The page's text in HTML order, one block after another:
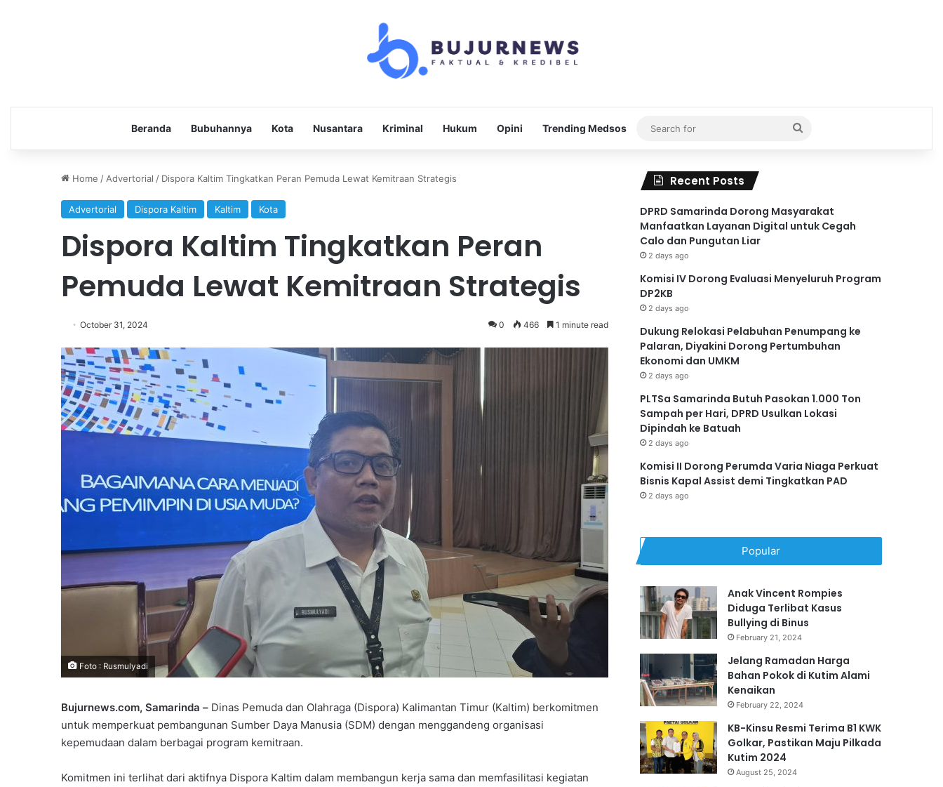
Beranda Bubuhannya Kota Nusantara Kriminal Hukum Opini Trending Medsos
Search
for
Home / Advertorial / Dispora Kaltim Tingkatkan Peran Pemuda Lewat Kemitraan Strategis
Advertorial Dispora Kaltim Kaltim Kota
Dispora Kaltim Tingkatkan Peran
Pemuda Lewat Kemitraan Strategis
October 31, 2024 0 466 1 minute read
Foto : Rusmulyadi
Bujurnews.com, Samarinda – Dinas Pemuda dan Olahraga (Dispora) Kalimantan Timur (Kaltim) berkomitmen
untuk memperkuat pembangunan Sumber Daya Manusia (SDM) dengan menggandeng organisasi
kepemudaan dalam berbagai program kemitraan.
Komitmen ini terlihat dari aktifnya Dispora Kaltim dalam membangun kerja sama dan memfasilitasi kegiatan
Recent Posts
DPRD Samarinda Dorong Masyarakat
Manfaatkan Layanan Digital untuk Cegah
Calo dan Pungutan Liar
2 days ago
Komisi IV Dorong Evaluasi Menyeluruh Program
DP2KB
2 days ago
Dukung Relokasi Pelabuhan Penumpang ke
Palaran, Diyakini Dorong Pertumbuhan
Ekonomi dan UMKM
2 days ago
PLTSa Samarinda Butuh Pasokan 1.000 Ton
Sampah per Hari, DPRD Usulkan Lokasi
Dipindah ke Batuah
2 days ago
Komisi II Dorong Perumda Varia Niaga Perkuat
Bisnis Kapal Assist demi Tingkatkan PAD
2 days ago
Popular
Anak Vincent Rompies
Diduga Terlibat Kasus
Bullying di Binus
February 21, 2024
Jelang Ramadan Harga
Bahan Pokok di Kutim Alami
Kenaikan
February 22, 2024
KB-Kinsu Resmi Terima B1 KWK
Golkar, Pastikan Maju Pilkada
Kutim 2024
August 25, 2024